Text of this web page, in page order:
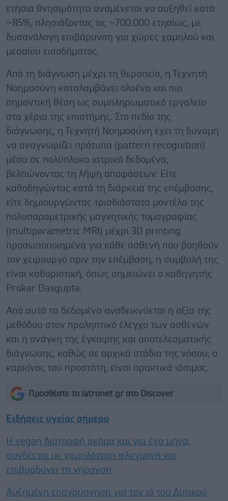
ετήσια θνησιμότητα αναμένεται να αυξηθεί κατά
~85%, πλησιάζοντας τις ~700.000 ετησίως, με
δυσανάλογη επιβάρυνση για χώρες χαμηλού και
μεσαίου εισοδήματος.
Από τη διάγνωση μέχρι τη θεραπεία, η Τεχνητή
Νοημοσύνη καταλαμβάνει ολοένα και πιο
σημαντική θέση ως συμπληρωματικό εργαλείο
στα χέρια της επιστήμης. Στο πεδίο της
διάγνωσης, η Τεχνητή Νοημοσύνη έχει τη δύναμη
να αναγνωρίζει πρότυπα (pattern recognition)
μέσα σε πολύπλοκα ιατρικά δεδομένα,
βελτιώνοντας τη λήψη αποφάσεων. Είτε
καθοδηγώντας κατά τη διάρκεια της επέμβασης,
είτε δημιουργώντας τρισδιάστατα μοντέλα της
πολυπαραμετρικής μαγνητικής τομογραφίας
(multiparametric MRI) μέχρι 3D printing
προσωποποιημένα για κάθε ασθενή που βοηθούν
τον χειρουργό πριν την επέμβαση, η συμβολή της
είναι καθοριστική, όπως σημειώνει ο καθηγητής
Prokar Dasgupta.
Από αυτά τα δεδομένα αναδεικνύεται η αξία της
μεθόδου στον προληπτικό έλεγχο των ασθενών
και η ανάγκη της έγκαιρης και αποτελεσματικής
διάγνωσης, καθώς σε αρχικά στάδια της νόσου, ο
καρκίνος του προστάτη, είναι πρακτικά ιάσιμος.
Προσθέστε το iatronet.gr στο Discover
Ειδήσεις υγείας σήμερα
Η vegan διατροφή ακόμα και για ένα μήνα,
συνδέεται με χαμηλότερη φλεγμονή και
επιβραδύνει τη γήρανση
Αυξημένη επαγρύπνηση για τον ιό του Δυτικού